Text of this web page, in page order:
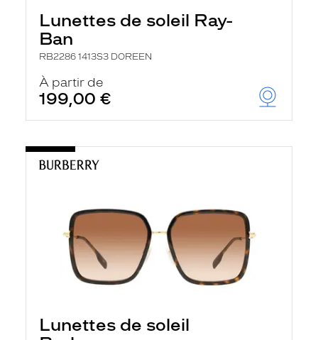
Lunettes de soleil Ray-
Ban
RB2286 1413S3 DOREEN
À partir de
199,00 €
Lunettes de soleil